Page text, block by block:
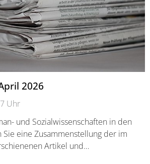
2026
Uhr
und Sozialwissenschaften in den
eine Zusammenstellung der im
Artikel und…